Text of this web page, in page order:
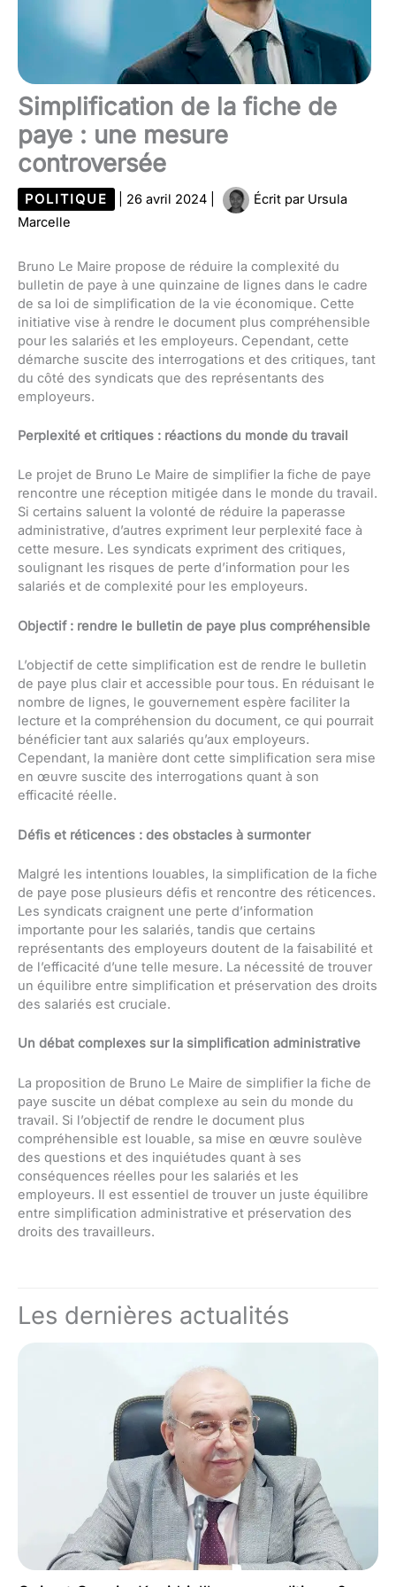
Simplification de la fiche de
paye : une mesure
controversée
POLITIQUE 26 avril 2024 Écrit par Ursula
Marcelle
Bruno Le Maire propose de réduire la complexité du
bulletin de paye à une quinzaine de lignes dans le cadre
de sa loi de simplification de la vie économique. Cette
initiative vise à rendre le document plus compréhensible
pour les salariés et les employeurs. Cependant, cette
démarche suscite des interrogations et des critiques, tant
du côté des syndicats que des représentants des
employeurs.
Perplexité et critiques : réactions du monde du travail
Le projet de Bruno Le Maire de simplifier la fiche de paye
rencontre une réception mitigée dans le monde du travail.
Si certains saluent la volonté de réduire la paperasse
administrative, d’autres expriment leur perplexité face à
cette mesure. Les syndicats expriment des critiques,
soulignant les risques de perte d’information pour les
salariés et de complexité pour les employeurs.
Objectif : rendre le bulletin de paye plus compréhensible
L’objectif de cette simplification est de rendre le bulletin
de paye plus clair et accessible pour tous. En réduisant le
nombre de lignes, le gouvernement espère faciliter la
lecture et la compréhension du document, ce qui pourrait
bénéficier tant aux salariés qu’aux employeurs.
Cependant, la manière dont cette simplification sera mise
en œuvre suscite des interrogations quant à son
efficacité réelle.
Défis et réticences : des obstacles à surmonter
Malgré les intentions louables, la simplification de la fiche
de paye pose plusieurs défis et rencontre des réticences.
Les syndicats craignent une perte d’information
importante pour les salariés, tandis que certains
représentants des employeurs doutent de la faisabilité et
de l’efficacité d’une telle mesure. La nécessité de trouver
un équilibre entre simplification et préservation des droits
des salariés est cruciale.
Un débat complexes sur la simplification administrative
La proposition de Bruno Le Maire de simplifier la fiche de
paye suscite un débat complexe au sein du monde du
travail. Si l’objectif de rendre le document plus
compréhensible est louable, sa mise en œuvre soulève
des questions et des inquiétudes quant à ses
conséquences réelles pour les salariés et les
employeurs. Il est essentiel de trouver un juste équilibre
entre simplification administrative et préservation des
droits des travailleurs.
Les dernières actualités